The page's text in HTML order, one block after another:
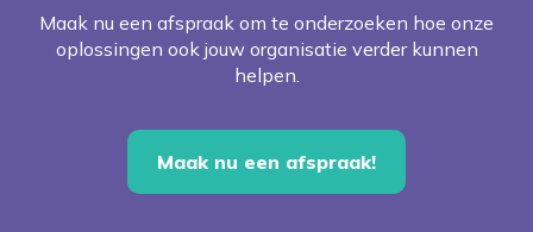
Maak nu een afspraak om te onderzoeken hoe onze
oplossingen ook jouw organisatie verder kunnen
helpen.
Maak nu een afspraak!